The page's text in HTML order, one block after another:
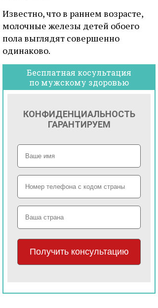
Известно, что в раннем возрасте,
молочные железы детей обоего
пола выглядят совершенно
одинаково.
Бесплатная косультация
по мужскому здоровью